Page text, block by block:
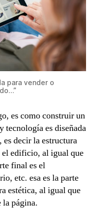
para vender o
es como construir un
tecnología es diseñada
es decir la estructura
el edificio, al igual que
final es el
etc. esa es la parte
estética, al igual que
la página.